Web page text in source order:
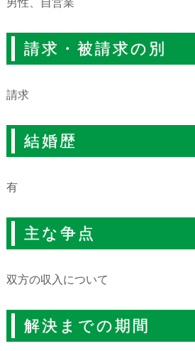
請求・被請求の別
請求
結婚歴
有
主な争点
双方の収入について
解決までの期間